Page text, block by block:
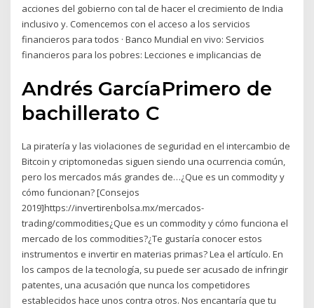
acciones del gobierno con tal de hacer el crecimiento de India
inclusivo y. Comencemos con el acceso a los servicios
financieros para todos · Banco Mundial en vivo: Servicios
financieros para los pobres: Lecciones e implicancias de
Andrés GarcíaPrimero de
bachillerato C
La piratería y las violaciones de seguridad en el intercambio de
Bitcoin y criptomonedas siguen siendo una ocurrencia común,
pero los mercados más grandes de…¿Que es un commodity y
cómo funcionan? [Consejos
2019]https://invertirenbolsa.mx/mercados-
trading/commodities¿Que es un commodity y cómo funciona el
mercado de los commodities?¿Te gustaría conocer estos
instrumentos e invertir en materias primas? Lea el artículo. En
los campos de la tecnología, su puede ser acusado de infringir
patentes, una acusación que nunca los competidores
establecidos hace unos contra otros. Nos encantaría que tu